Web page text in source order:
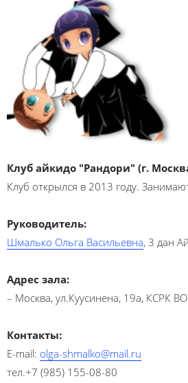
Клуб айкидо "Рандори" (г.
Клуб открылся в 2013 году.
Руководитель:
Шмалько Ольга Васильевна, 3 дан
Адрес зала:
– Москва, ул.Куусинена, 19а, КСРК
Контакты:
E-mail: olga-shmalko@mail.ru
тел.+7 (985) 155-08-80